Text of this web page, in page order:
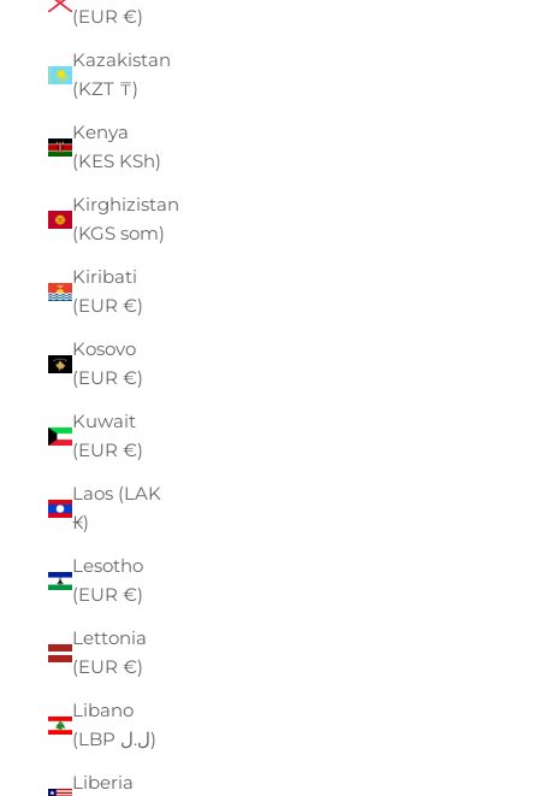
(EUR €)
Kazakistan
(KZT ₸)
Kenya
(KES KSh)
Kirghizistan
(KGS som)
Kiribati
(EUR €)
Kosovo
(EUR €)
Kuwait
(EUR €)
Laos (LAK
₭)
Lesotho
(EUR €)
Lettonia
(EUR €)
Libano
(LBP ل.ل)
Liberia